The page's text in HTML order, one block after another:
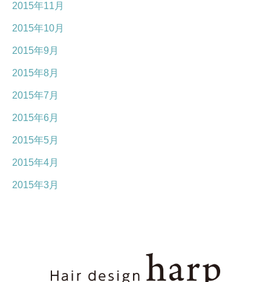
2015年11月
2015年10月
2015年9月
2015年8月
2015年7月
2015年6月
2015年5月
2015年4月
2015年3月